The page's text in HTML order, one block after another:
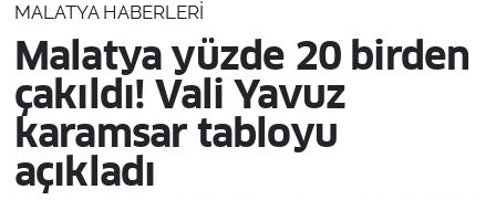
MALATYA HABERLERI
Malatya yüzde 20 birden
çakıldı! Vali Yavuz
karamsar tabloyu
açıkladı
Resmi İlanlar
Son Dakika Haberleri
Haber Arşivi